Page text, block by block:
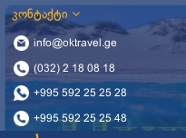
კონტაქტი
info@oktravel.ge
(032) 2 18 08 18
+995 592 25 25 28
+995 592 25 25 48